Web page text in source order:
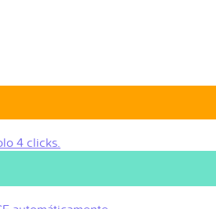
4 clicks.